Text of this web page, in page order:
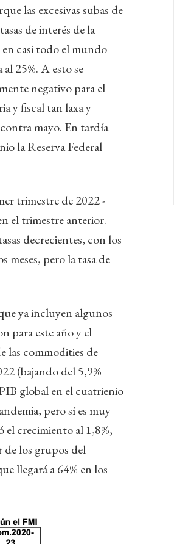
las excesivas subas de
de interés de la
casi todo el mundo
25%. A esto se
negativo para el
y fiscal tan laxa y
mayo. En tardía
la Reserva Federal
trimestre de 2022 -
el trimestre anterior.
decrecientes, con los
pero la tasa de
ya incluyen algunos
para este año y el
las commodities de
(bajando del 5,9%
global en el cuatrienio
pero sí es muy
crecimiento al 1,8%,
de los grupos del
llegará a 64% en los